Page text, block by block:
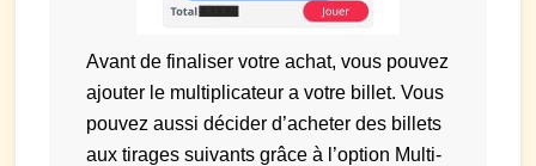
Avant de finaliser votre achat, vous pouvez
ajouter le multiplicateur a votre billet. Vous
pouvez aussi décider d’acheter des billets
aux tirages suivants grâce à l’option Multi-